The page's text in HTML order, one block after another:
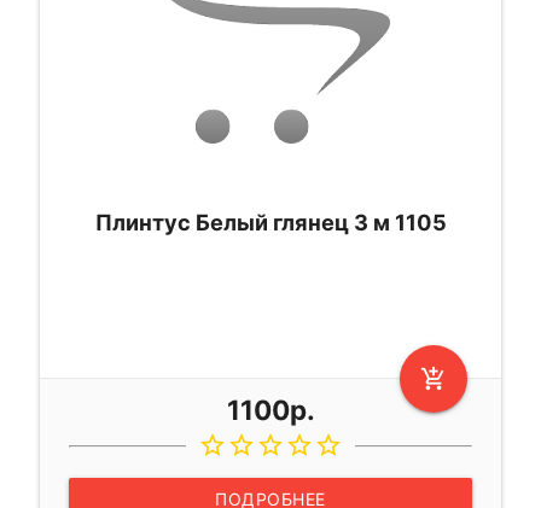
Плинтус Белый глянец 3 м 1105
add_shopping_cart
1100р.
star_borderstar_borderstar_borderstar_borderstar_border
ПОДРОБНЕЕ